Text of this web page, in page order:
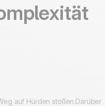
auf Hürden stoßen.Darüber